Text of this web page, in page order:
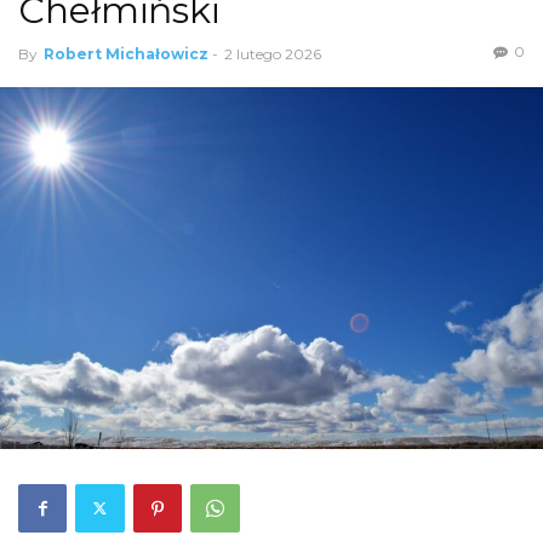
Chełmiński
By Robert Michałowicz - 2 lutego 2026 0